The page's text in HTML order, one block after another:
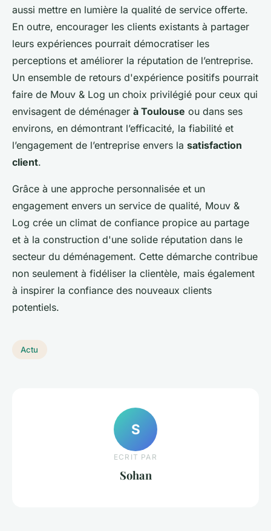
aussi mettre en lumière la qualité de service offerte.
En outre, encourager les clients existants à partager
leurs expériences pourrait démocratiser les
perceptions et améliorer la réputation de l’entreprise.
Un ensemble de retours d'expérience positifs pourrait
faire de Mouv & Log un choix privilégié pour ceux qui
envisagent de déménager à Toulouse ou dans ses
environs, en démontrant l’efficacité, la fiabilité et
l’engagement de l’entreprise envers la satisfaction
client.
Grâce à une approche personnalisée et un
engagement envers un service de qualité, Mouv &
Log crée un climat de confiance propice au partage
et à la construction d'une solide réputation dans le
secteur du déménagement. Cette démarche contribue
non seulement à fidéliser la clientèle, mais également
à inspirer la confiance des nouveaux clients
potentiels.
Actu
S
ECRIT PAR
Sohan